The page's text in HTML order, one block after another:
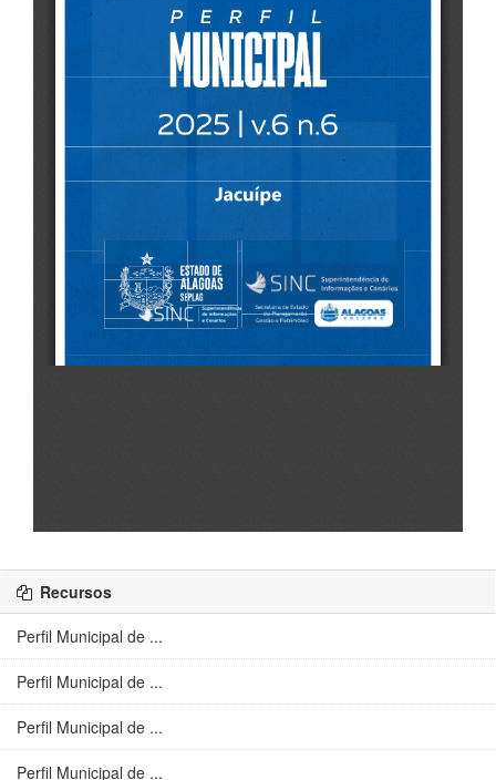
Recursos
Perfil Municipal de ...
Perfil Municipal de ...
Perfil Municipal de ...
Perfil Municipal de ...